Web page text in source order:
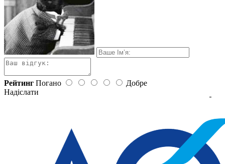
Рейтинг Погано
Добре
Надіслати